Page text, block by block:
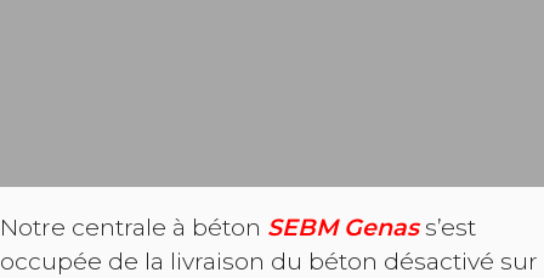
Notre centrale à béton SEBM Genass’est
occupée de la livraison du béton désactivé sur